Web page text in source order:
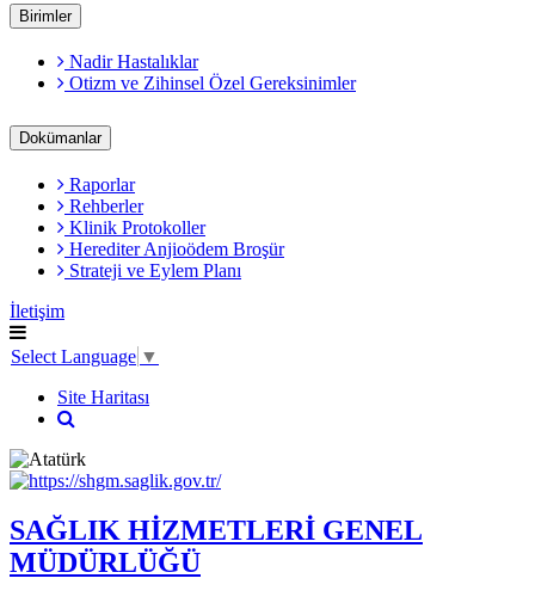
Birimler
Nadir Hastalıklar
Otizm ve Zihinsel Özel Gereksinimler
Dokümanlar
Raporlar
Rehberler
Klinik Protokoller
Herediter Anjioödem Broşür
Strateji ve Eylem Planı
İletişim
Select Language ▼
Site Haritası
SAĞLIK HİZMETLERİ GENEL
MÜDÜRLÜĞÜ